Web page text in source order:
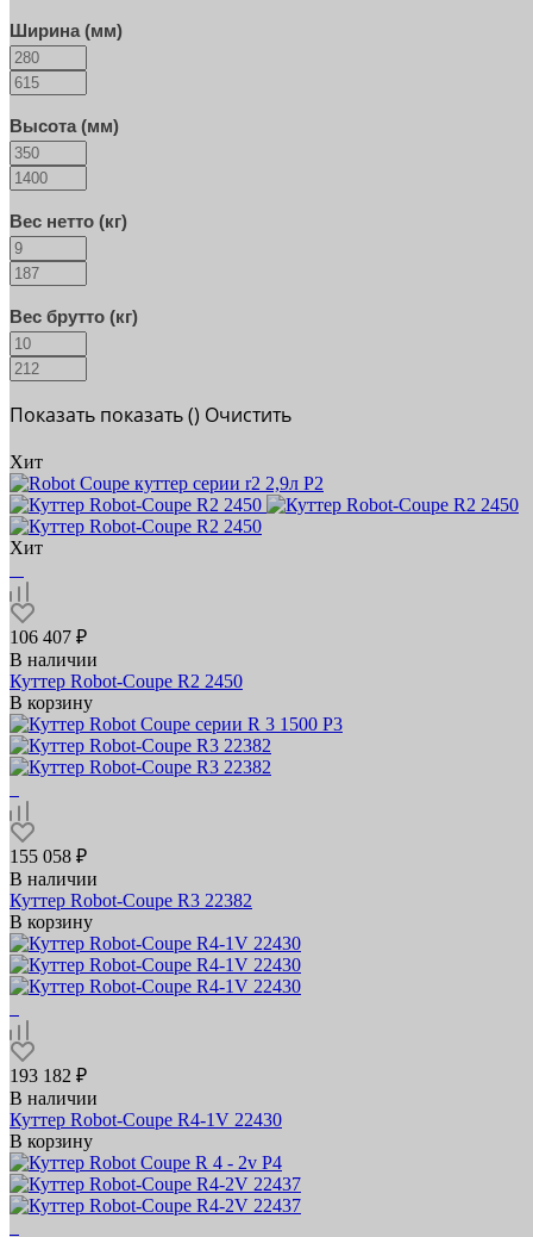
Ширина (мм)
Высота (мм)
Вес нетто (кг)
Вес брутто (кг)
Показать показать () Очистить
Хит
Хит
106 407 ₽
В наличии
Куттер Robot-Coupe R2 2450
В корзину
155 058 ₽
В наличии
Куттер Robot-Coupe R3 22382
В корзину
193 182 ₽
В наличии
Куттер Robot-Coupe R4-1V 22430
В корзину